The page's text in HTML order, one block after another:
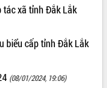
tác xã tỉnh Đắk Lắk
biểu cấp tỉnh Đắk Lắk
(08/01/2024, 19:06)